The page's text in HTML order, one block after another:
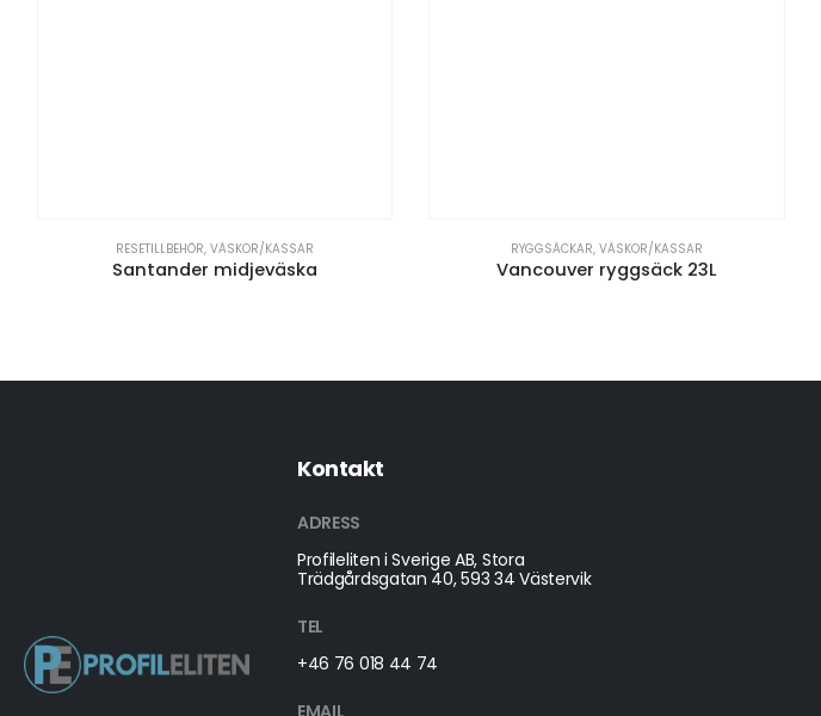
RESETILLBEHÖR, VÄSKOR/KASSAR
Santander midjeväska
RYGGSÄCKAR, VÄSKOR/KASSAR
Vancouver ryggsäck 23L
Kontakt
ADRESS
Profileliten i Sverige AB, Stora
Trädgårdsgatan 40, 593 34 Västervik
TEL
+46 76 018 44 74
EMAIL